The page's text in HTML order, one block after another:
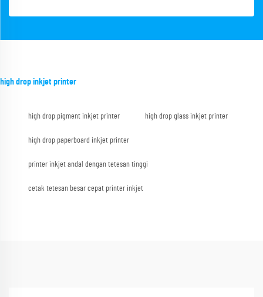
high drop inkjet printer
high drop pigment inkjet printer high drop glass inkjet printer
high drop paperboard inkjet printer
printer inkjet andal dengan tetesan tinggi
cetak tetesan besar cepat printer inkjet